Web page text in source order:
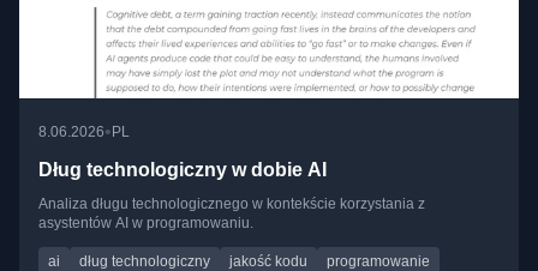
8.06.2026•PL
Dług technologiczny w dobie AI
Analiza długu technologicznego w kontekście korzystania z
asystentów AI w programowaniu.
ai dług technologiczny jakość kodu
programowanie